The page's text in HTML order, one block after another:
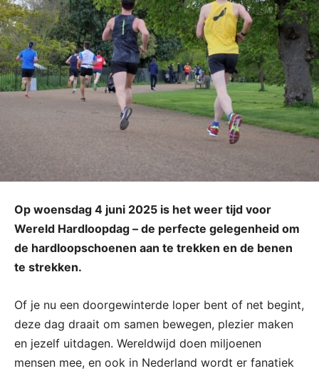
Op woensdag 4 juni 2025 is het weer tijd voor
Wereld Hardloopdag – de perfecte gelegenheid om
de hardloopschoenen aan te trekken en de benen
te strekken.
Of je nu een doorgewinterde loper bent of net begint,
deze dag draait om samen bewegen, plezier maken
en jezelf uitdagen. Wereldwijd doen miljoenen
mensen mee, en ook in Nederland wordt er fanatiek